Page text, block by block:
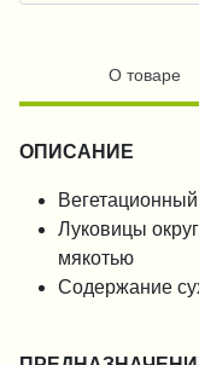
О товаре
ОПИСАНИЕ
Луковицы
мякотью
Содержание